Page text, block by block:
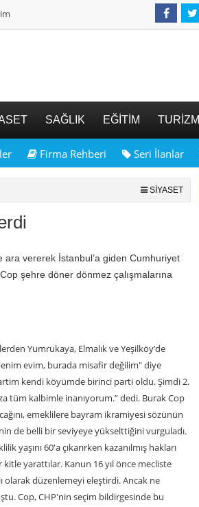
SAĞLIK EĞİTİM TURİZM
Firma Rehberi Seri İlanlar
SİYASET
ara vererek İstanbul’a giden Cumhuriyet
şehre döner dönmez çalışmalarına
Yumrukaya, Elmalık ve Yeşilköy’de
evim, burada misafir değilim" diye
kendi köyümde birinci parti oldu. Şimdi 2.
tüm kalbimle inanıyorum.” dedi. Burak Cop
emeklilere bayram ikramiyesi sözünün
de belli bir seviyeye yükselttiğini vurguladı.
yaşını 60'a çıkarırken kazanılmış hakları
yarattılar. Kanun 16 yıl önce mecliste
olarak düzenlemeyi eleştirdi. Ancak ne
Cop, CHP'nin seçim bildirgesinde bu